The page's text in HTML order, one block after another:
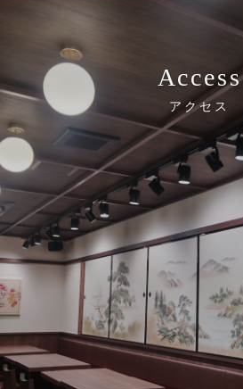
Access
アクセス